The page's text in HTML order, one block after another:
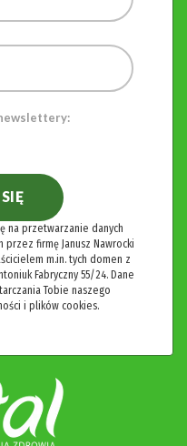
na przetwarzanie danych
firmę Janusz Nawrocki
m.in. tych domen z
Fabryczny 55/24. Dane
Tobie naszego
i plików cookies.